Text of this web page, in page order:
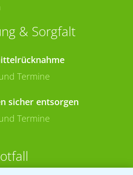
& Sorgfalt
Termine
sicher entsorgen
Termine